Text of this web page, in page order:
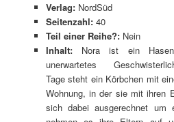
Verlag:NordSüd
Seitenzahl: 40
Teil einer Reihe?: Nein
Inhalt: Nora ist ein
unerwartetes
Tage steht ein Körbchen mit
Wohnung, in der sie mit ihren
sich dabei ausgerechnet um